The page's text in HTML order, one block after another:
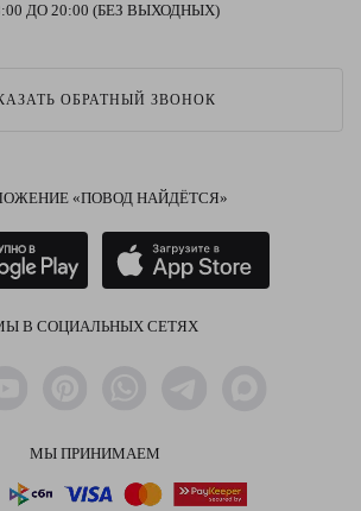
ДО 20:00 (БЕЗ ВЫХОДНЫХ)
ОБРАТНЫЙ ЗВОНОК
«ПОВОД НАЙДЁТСЯ»
В СОЦИАЛЬНЫХ СЕТЯХ
МЫ ПРИНИМАЕМ